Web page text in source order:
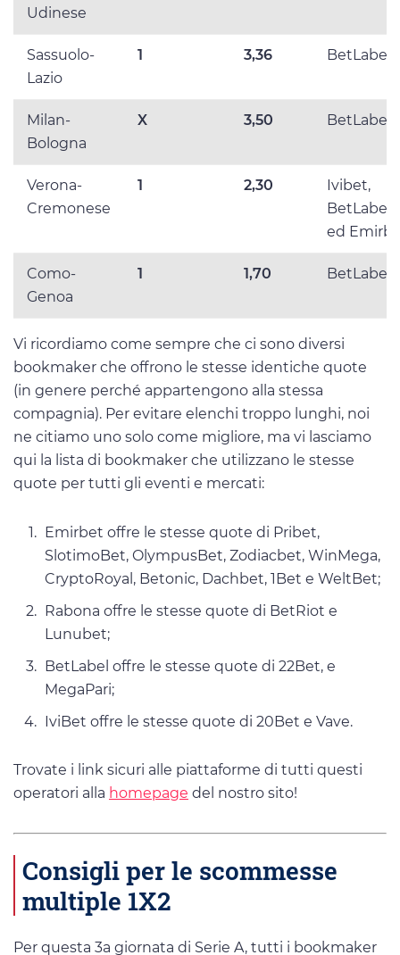
Udinese
Sassuolo-
Lazio
1 3,36 BetLabel
Milan-
Bologna
X 3,50 BetLabel
Verona-
Cremonese
1 2,30
Ivibet,
BetLabel
ed
Como-
Genoa
1 1,70 BetLabel
Vi ricordiamo come sempre che ci sono diversi
bookmaker che offrono le stesse identiche quote
(in genere perché appartengono alla stessa
compagnia). Per evitare elenchi troppo lunghi, noi
ne citiamo uno solo come migliore, ma vi lasciamo
qui la lista di bookmaker che utilizzano le stesse
quote per tutti gli eventi e mercati:
Emirbet offre le stesse quote di Pribet,
SlotimoBet, OlympusBet, Zodiacbet, WinMega,
CryptoRoyal, Betonic, Dachbet, 1Bet e WeltBet;
Rabona offre le stesse quote di BetRiot e
Lunubet;
BetLabel offre le stesse quote di 22Bet, e
MegaPari;
IviBet offre le stesse quote di 20Bet e Vave.
Trovate i link sicuri alle piattaforme di tutti questi
operatori alla homepage del nostro sito!
Consigli per le scommesse
multiple 1X2
Per questa 3a giornata di Serie A, tutti i bookmaker